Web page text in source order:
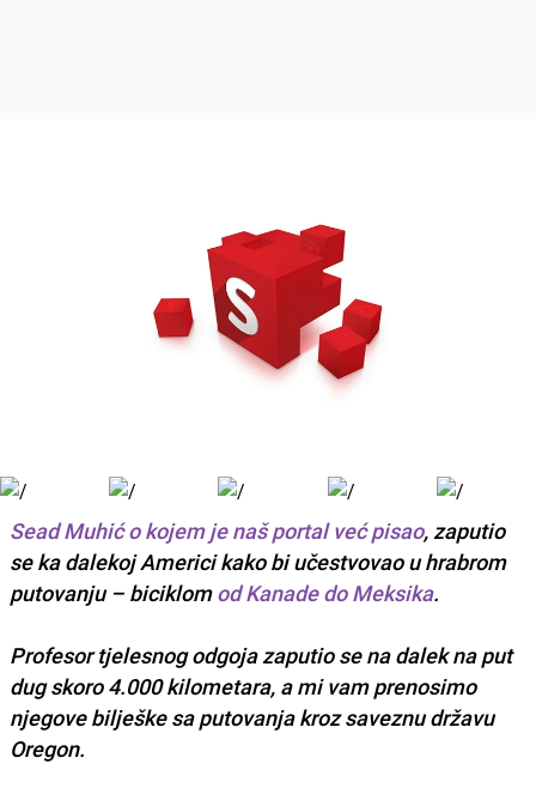
Sead Muhićo kojem je naš portal već pisao, zaputio
se ka dalekojAmericikako bi učestvovao u hrabrom
putovanju – biciklomod Kanade do Meksika.
Profesor tjelesnog odgoja zaputio se na dalek na put
dug skoro 4.000 kilometara, a mi vam prenosimo
njegove bilješke sa putovanja kroz saveznu državu
Oregon.